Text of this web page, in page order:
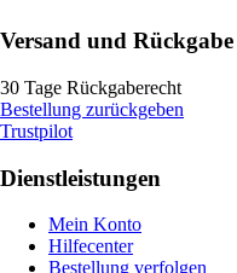
Versand und Rückgabe
30 Tage Rückgaberecht
Bestellung zurückgeben
Trustpilot
Dienstleistungen
Mein Konto
Hilfecenter
Bestellung verfolgen